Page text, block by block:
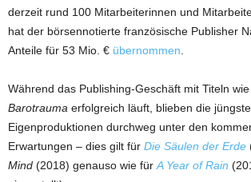
derzeit rund 100 Mitarbeiterinnen und
hat der börsennotierte französische Publisher
Anteile für 53 Mio. € übernommen
Während das Publishing-Geschäft mit Titeln wie
Barotrauma erfolgreich läuft, blieben die
Eigenproduktionen durchweg unter den
Erwartungen – dies gilt für Die Säulen der Erde
Mind (2018) genauso wie für A Year of Rain